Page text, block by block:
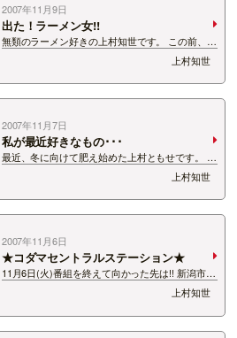
2007年11月9日
出た！ラーメン女!!
無類のラーメン好きの上村知世です。 この前、新
潟市小新あたりのラーメン屋さんに行ってきまし
た。 なんと、店名を見事に忘れました。ごめんな
しゃい。 でも、おいしかったので写真をアップ★
だるまや女池店の白つけめん・赤つけめ…
上村知世
2007年11月7日
私が最近好きなもの･･･
最近、冬に向けて肥え始めた上村ともせです。 甘
いモノと甘い言葉に弱い私、 最近趣味が変わりま
した。 やっぱり、男性は･･･ ってその話ではな
いんです。 私、『お煎餅』にハマッているんで
す。 これからの季節、欠かせないモノ…
上村知世
2007年11月6日
★コダマセントラルステーション★
11月6日(火)番組を終えて向かった先は!! 新潟市に
あるCLUB JUNKBOX mini FM-NIIGATAのパワ
ープレイアーティストにもなった コダマセントラ
ルステーションのライブを見てきました＾＾ ♪夢
から〜 …
上村知世